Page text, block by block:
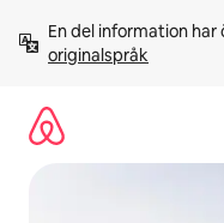
innehåll
En del information
originalspråk